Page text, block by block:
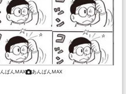
ぱんMAX あんぱんMAX